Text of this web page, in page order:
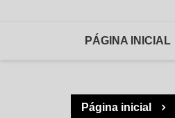
PÁGINA INICIAL
Página inicial